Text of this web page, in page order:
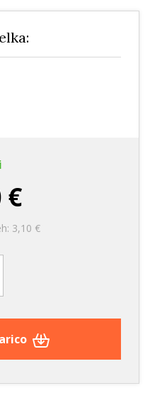
€
3,10 €